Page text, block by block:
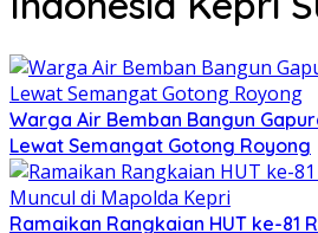
Warga Air Bemban Bangun
Lewat Semangat Gotong Royong
Ramaikan Rangkaian HUT ke-81